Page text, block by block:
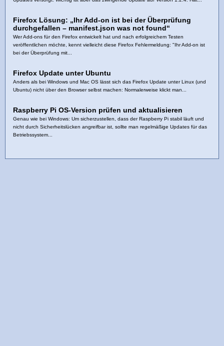
Firefox Lösung: „Ihr Add-on ist bei der Überprüfung
durchgefallen – manifest.json was not found“
Wer Add-ons für den Firefox entwickelt hat und nach erfolgreichem Testen
veröffentlichen möchte, kennt vielleicht diese Firefox Fehlermeldung: "Ihr Add-on ist
bei der Überprüfung mit...
Firefox Update unter Ubuntu
Anders als bei Windows und Mac OS lässt sich das Firefox Update unter Linux (und
Ubuntu) nicht über den Browser selbst machen: Normalerweise klickt man...
Raspberry Pi OS-Version prüfen und aktualisieren
Genau wie bei Windows: Um sicherzustellen, dass der Raspberry Pi stabil läuft und
nicht durch Sicherheitslücken angreifbar ist, sollte man regelmäßige Updates für das
Betriebssystem...